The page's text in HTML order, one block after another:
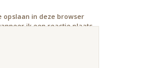
opslaan in deze browser
ik een reactie plaats.